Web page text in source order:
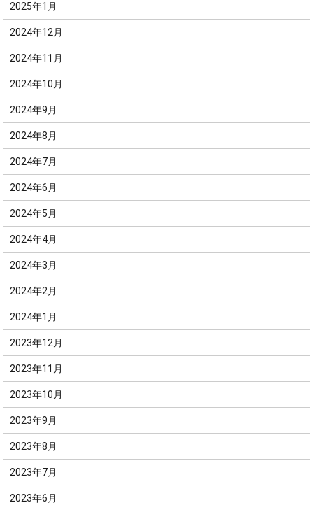
2025年1月
2024年12月
2024年11月
2024年10月
2024年9月
2024年8月
2024年7月
2024年6月
2024年5月
2024年4月
2024年3月
2024年2月
2024年1月
2023年12月
2023年11月
2023年10月
2023年9月
2023年8月
2023年7月
2023年6月